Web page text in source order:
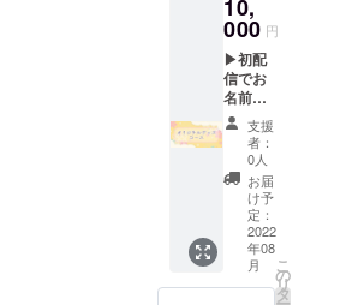
や公序
良俗に
反する
お名前
は掲載
をお断
りする
事が御
座いま
す、ご
注意く
ださ
い。 ▶
手書
き、あ
りがと
IREにて
使用さ
れてい
るハン
ドル
ネーム
を使用
させて
頂きま
すので
ご了承
くださ
い。ま
た、特
定の人
10,
000 円
▶初配
信でお
名前表
示 ※初
配信で
記載し
たいお
名前と
読み方
をご記
入くだ
さい。
記入が
支援
者：
0人
お届
け予
定：
2022
年08
月
こ
の
リ
タ